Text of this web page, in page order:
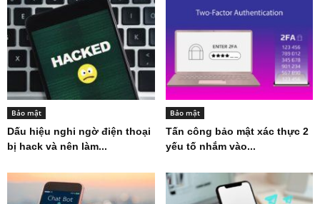
Bảo mật
Dấu hiệu nghi ngờ điện thoại
bị hack và nên làm...
Bảo mật
Tấn công bảo mật xác thực 2
yếu tố nhắm vào...